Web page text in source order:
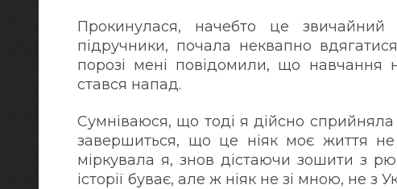
Прокинулася, начебто це
підручники, почала неквапно
порозі мені повідомили, що навчання
стався напад.
Сумніваюся, що тоді я дійсно
завершиться, що це ніяк моє життя
міркувала я, знов дістаючи зошити з
історії буває, але ж ніяк не зі мною, не з